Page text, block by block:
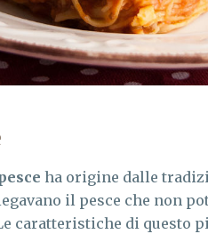
ha origine dalle
il pesce che non
caratteristiche di questo